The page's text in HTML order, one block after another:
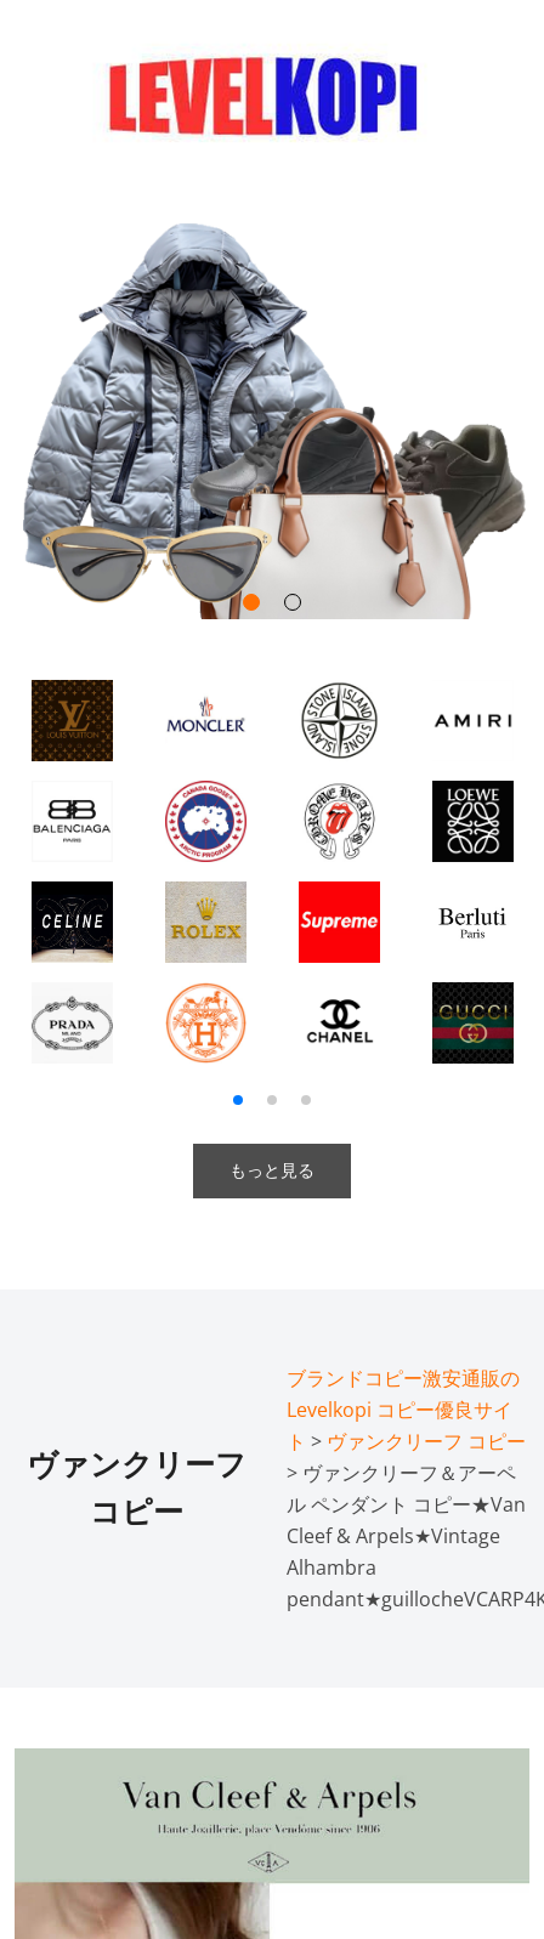
もっと見る
ヴァンクリーフ
コピー
ブランドコピー激安通販の
Levelkopi コピー優良サイ
ト > ヴァンクリーフ コピー
> ヴァンクリーフ＆アーペ
ル ペンダント コピー★Van
Cleef & Arpels★Vintage
Alhambra